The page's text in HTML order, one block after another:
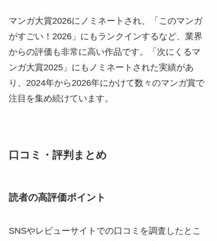
マンガ大賞2026にノミネートされ、「このマンガ
がすごい！2026」にもランクインするなど、業界
からの評価も非常に高い作品です。「次にくるマ
ンガ大賞2025」にもノミネートされた実績があ
り、2024年から2026年にかけて数々のマンガ賞で
注目を集め続けています。
口コミ・評判まとめ
読者の高評価ポイント
SNSやレビューサイトでの口コミを調査したとこ